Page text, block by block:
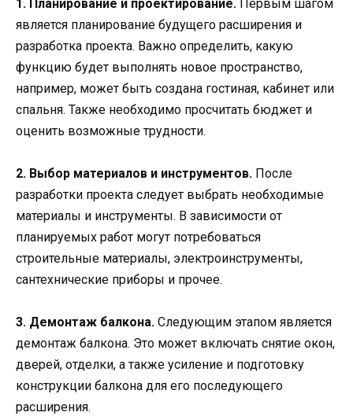
1. Планирование и проектирование. Первым шагом
является планирование будущего расширения и
разработка проекта. Важно определить, какую
функцию будет выполнять новое пространство,
например, может быть создана гостиная, кабинет или
спальня. Также необходимо просчитать бюджет и
оценить возможные трудности.
2. Выбор материалов и инструментов. После
разработки проекта следует выбрать необходимые
материалы и инструменты. В зависимости от
планируемых работ могут потребоваться
строительные материалы, электроинструменты,
сантехнические приборы и прочее.
3. Демонтаж балкона. Следующим этапом является
демонтаж балкона. Это может включать снятие окон,
дверей, отделки, а также усиление и подготовку
конструкции балкона для его последующего
расширения.